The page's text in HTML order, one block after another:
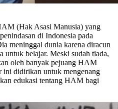
(Hak Asasi Manusia) yang
di Indonesia pada
meninggal dunia karena diracun
untuk belajar. Meski sudah tiada,
oleh banyak pejuang HAM
didirikan untuk mengenang
edukasi tentang HAM bagi